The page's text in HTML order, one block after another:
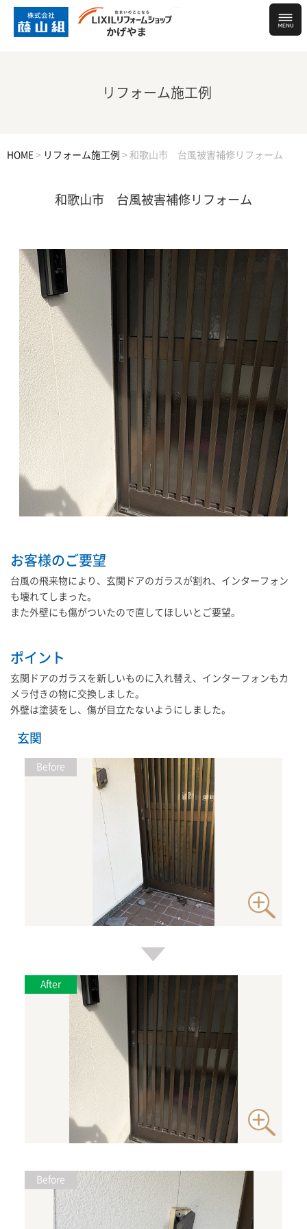
リフォーム施工例
HOME > リフォーム施工例 > 和歌山市 台風被害補修リフォーム
和歌山市 台風被害補修リフォーム
お客様のご要望
台風の飛来物により、玄関ドアのガラスが割れ、インターフォン
も壊れてしまった。
また外壁にも傷がついたので直してほしいとご要望。
ポイント
玄関ドアのガラスを新しいものに入れ替え、インターフォンもカ
メラ付きの物に交換しました。
外壁は塗装をし、傷が目立たないようにしました。
玄関